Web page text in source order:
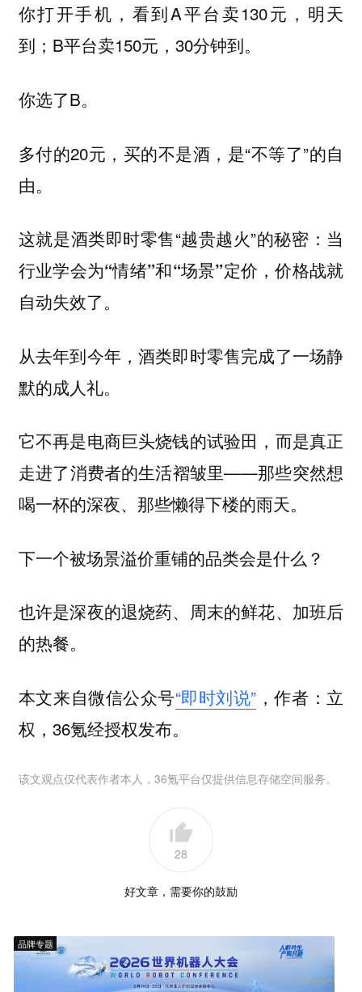
你打开手机，看到A平台卖130元，明天
到；B平台卖150元，30分钟到。
你选了B。
多付的20元，买的不是酒，是“不等了”的自
由。
这就是酒类即时零售“越贵越火”的秘密： 当
行业学会为“情绪”和“场景”定价，价格战就
自动失效了。
从去年到今年，酒类即时零售完成了一场静
默的成人礼。
它不再是电商巨头烧钱的试验田，而是真正
走进了消费者的生活褶皱里——那些突然想
喝一杯的深夜、那些懒得下楼的雨天。
下一个被场景溢价重铺的品类会是什么？
也许是深夜的退烧药、周末的鲜花、加班后
的热餐。
本文来自微信公众号“即时刘说” ，作者：立
权，36氪经授权发布。
该文观点仅代表作者本人，36氪平台仅提供信息存储空间服务。
28
好文章，需要你的鼓励
品牌专题